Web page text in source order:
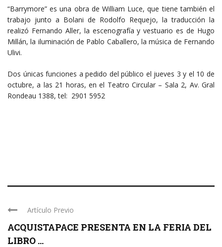
“Barrymore” es una obra de William Luce, que tiene también el
trabajo junto a Bolani de Rodolfo Requejo, la traducción la
realizó Fernando Aller, la escenografía y vestuario es de Hugo
Millán, la iluminación de Pablo Caballero, la música de Fernando
Ulivi.
Dos únicas funciones a pedido del público el jueves 3 y el 10 de
octubre, a las 21 horas, en el Teatro Circular – Sala 2, Av. Gral
Rondeau 1388, tel: 2901 5952
Artículo Previo
ACQUISTAPACE PRESENTA EN LA FERIA DEL
LIBRO ...